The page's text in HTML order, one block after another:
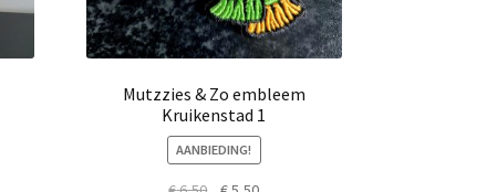
Mutzzies & Zo embleem
Kruikenstad 1
AANBIEDING!